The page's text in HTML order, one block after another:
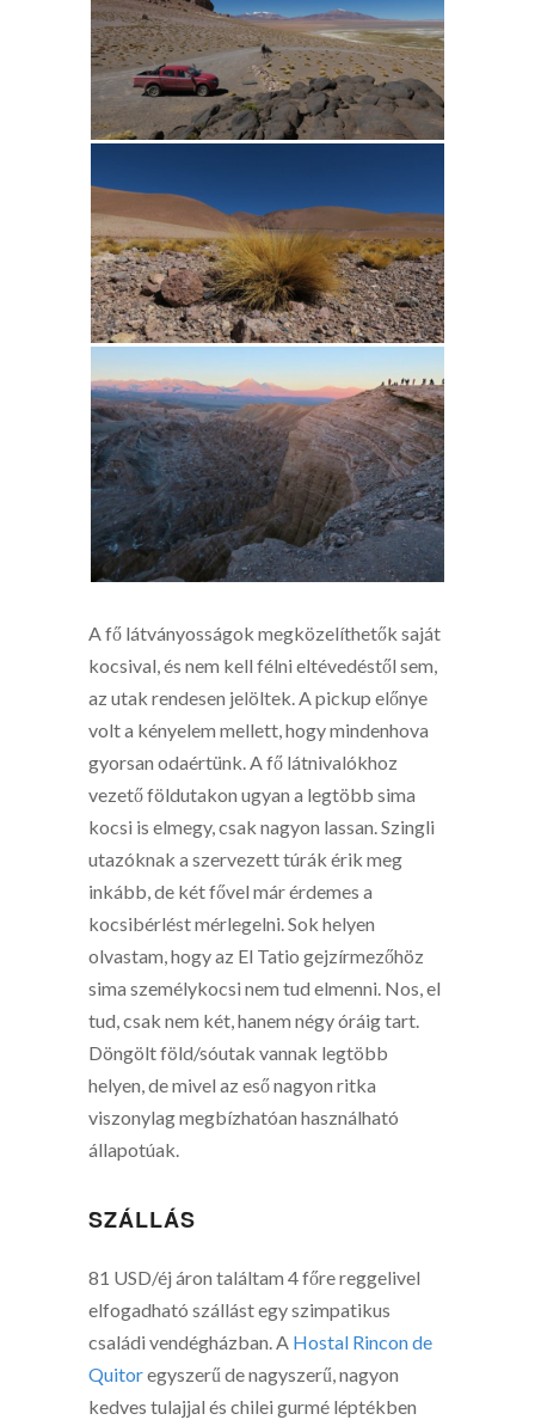
A fő látványosságok megközelíthetők saját
kocsival, és nem kell félni eltévedéstől sem,
az utak rendesen jelöltek. A pickup előnye
volt a kényelem mellett, hogy mindenhova
gyorsan odaértünk. A fő látnivalókhoz
vezető földutakon ugyan a legtöbb sima
kocsi is elmegy, csak nagyon lassan. Szingli
utazóknak a szervezett túrák érik meg
inkább, de két fővel már érdemes a
kocsibérlést mérlegelni. Sok helyen
olvastam, hogy az El Tatio gejzírmezőhöz
sima személykocsi nem tud elmenni. Nos, el
tud, csak nem két, hanem négy óráig tart.
Döngölt föld/sóutak vannak legtöbb
helyen, de mivel az eső nagyon ritka
viszonylag megbízhatóan használható
állapotúak.
SZÁLLÁS
81 USD/éj áron találtam 4 főre reggelivel
elfogadható szállást egy szimpatikus
családi vendégházban. A Hostal Rincon de
Quitoregyszerű de nagyszerű, nagyon
kedves tulajjal és chilei gurmé léptékben